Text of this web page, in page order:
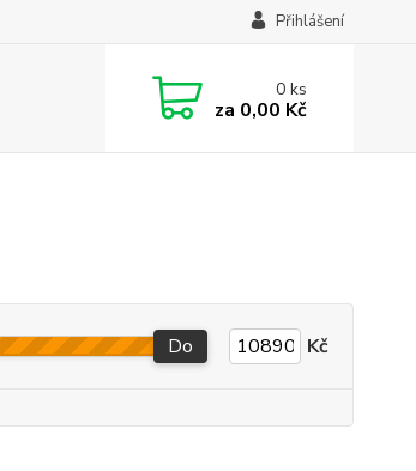
Přihlášení
0ks
za 0,00 Kč
Do Kč